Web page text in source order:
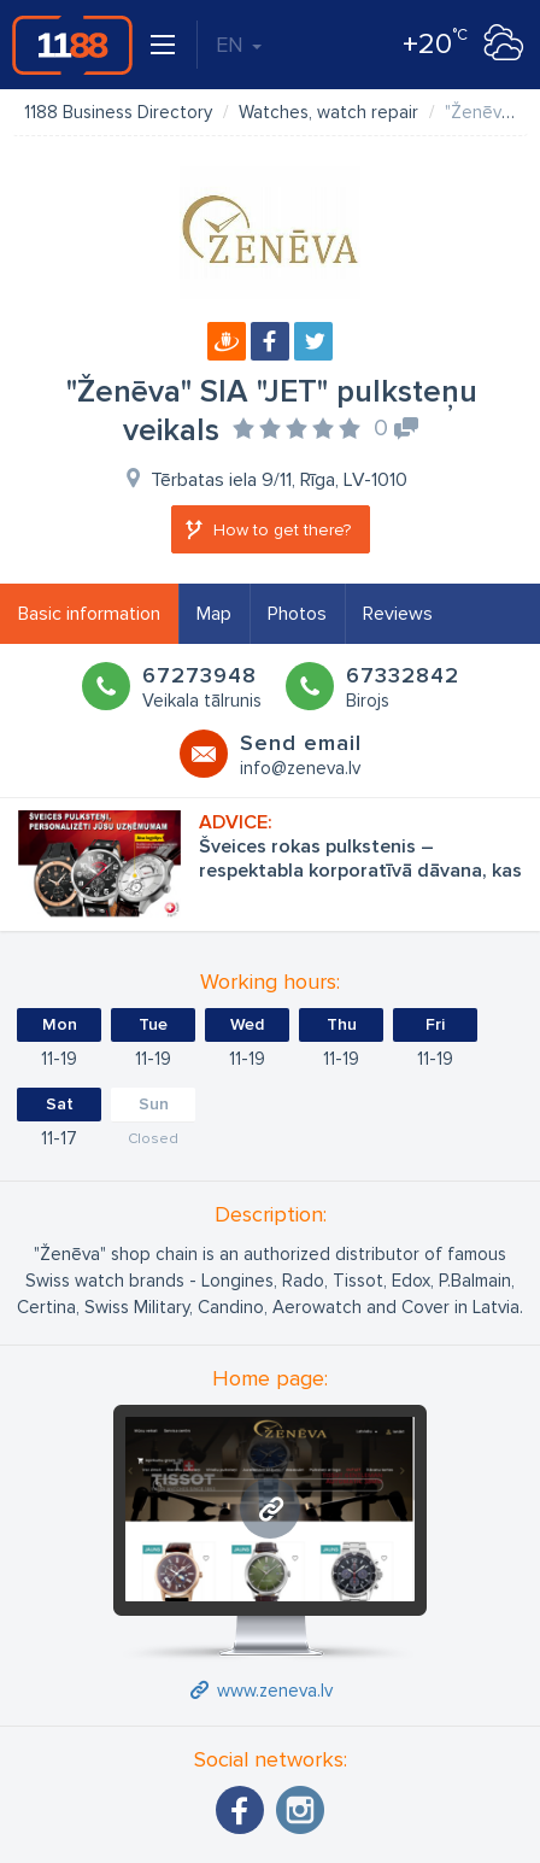
EN +20°C
1188 Business Directory Watches, watch repair "Ženēva" SIA "JET" pulksteņu veikals
"Ženēva" SIA "JET" pulksteņu
veikals
0
Tērbatas iela 9/11, Rīga, LV-1010
How to get there?
Basic information Map Photos Reviews
67273948
Veikala tālrunis
67332842
Birojs
Send email
info@zeneva.lv
Šveices rokas pulkstenis –
respektabla korporatīvā dāvana, kas
Working hours:
Mon
11 19
Tue
11 19
Wed
11 19
Thu
11 19
Fri
11 19
Sat
11 17
Sun
Closed
Description:
"Ženēva" shop chain is an authorized distributor of famous
Swiss watch brands - Longines, Rado, Tissot, Edox, P.Balmain,
Certina, Swiss Military, Candino, Aerowatch and Cover in Latvia.
Home page:
www.zeneva.lv
www.zeneva.lv
Social networks: